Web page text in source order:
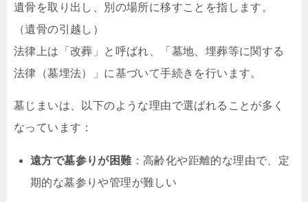
遺骨を取り出し、別の場所に移すことを指します。
（遺骨の引越し）
法律上は「改葬」と呼ばれ、「墓地、埋葬等に関する
法律（墓埋法）」に基づいて手続きを行います。
墓じまいは、以下のような理由で選ばれることが多く
なっています：
遠方で墓参りが困難：高齢化や距離的な理由で、定
期的な墓参りや管理が難しい